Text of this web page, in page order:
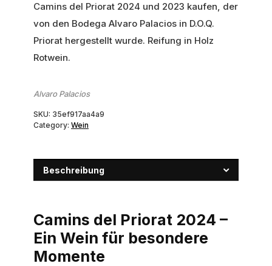
Camins del Priorat 2024 und 2023 kaufen, der
von den Bodega Alvaro Palacios in D.O.Q.
Priorat hergestellt wurde. Reifung in Holz
Rotwein.
Alvaro Palacios
SKU: 35ef917aa4a9
Category: Wein
Beschreibung
Camins del Priorat 2024 –
Ein Wein für besondere
Momente